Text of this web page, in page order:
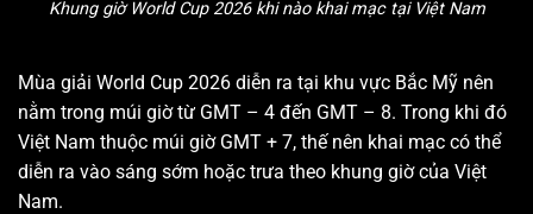
Khung giờ World Cup 2026 khi nào khai mạc tại Việt Nam
Mùa giải World Cup 2026 diễn ra tại khu vực Bắc Mỹ nên
nằm trong múi giờ từ GMT – 4 đến GMT – 8. Trong khi đó
Việt Nam thuộc múi giờ GMT + 7, thế nên khai mạc có thể
diễn ra vào sáng sớm hoặc trưa theo khung giờ của Việt
Nam.